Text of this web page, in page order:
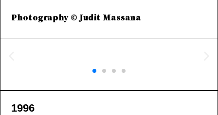
Photography © Judit Massana
1996